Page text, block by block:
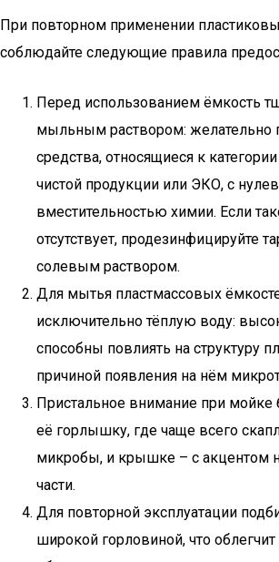
При повторном применении
соблюдайте следующие правила
Перед использованием ёмкость
мыльным раствором: желательно
средства, относящиеся к
чистой продукции или ЭКО, с
вместительностью химии. Если
отсутствует, продезинфицируйте
солевым раствором.
Для мытья пластмассовых
исключительно тёплую воду:
способны повлиять на структуру
причиной появления на нём
Пристальное внимание при мойке
её горлышку, где чаще всего
микробы, и крышке – с акцентом
части.
Для повторной эксплуатации
широкой горловиной, что